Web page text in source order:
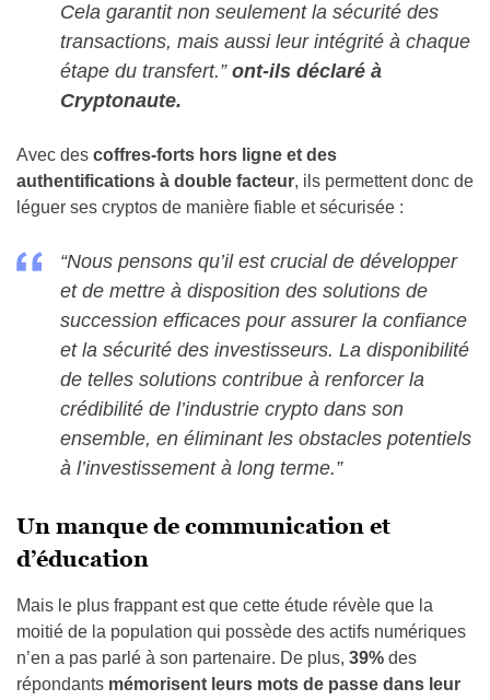
Cela garantit non seulement la sécurité des
transactions, mais aussi leur intégrité à chaque
étape du transfert.”ont-ils déclaré à
Cryptonaute.
Avec des coffres-forts hors ligne et des
authentifications à double facteur, ils permettent donc de
léguer ses cryptos de manière fiable et sécurisée :
“Nous pensons qu’il est crucial de développer
et de mettre à disposition des solutions de
succession efficaces pour assurer la confiance
et la sécurité des investisseurs. La disponibilité
de telles solutions contribue à renforcer la
crédibilité de l’industrie crypto dans son
ensemble, en éliminant les obstacles potentiels
à l’investissement à long terme.”
Un manque de communication et
d’éducation
Mais le plus frappant est que cette étude révèle que la
moitié de la population qui possède des actifs numériques
n’en a pas parlé à son partenaire. De plus, 39% des
répondants mémorisent leurs mots de passe dans leur